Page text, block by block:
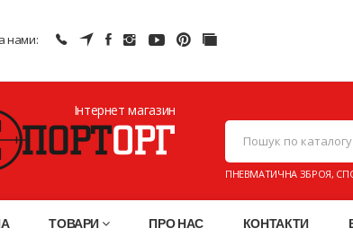
нами:
Інтернет магазин
ПНЕВМАТИЧНА ЗБРОЯ,
ТОВАРИ ПРО НАС КОНТАКТИ